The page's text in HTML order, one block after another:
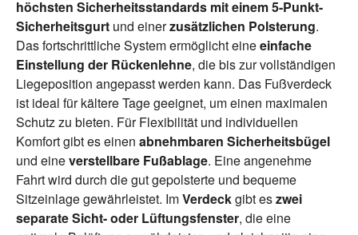
höchsten Sicherheitsstandards mit einem 5-Punkt-
Sicherheitsgurt und einerzusätzlichen Polsterung.
Das fortschrittliche System ermöglicht eineeinfache
Einstellung der Rückenlehne, die bis zur vollständigen
Liegeposition angepasst werden kann. Das Fußverdeck
ist ideal für kältere Tage geeignet, um einen maximalen
Schutz zu bieten. Für Flexibilität und individuellen
Komfort gibt es einen abnehmbaren Sicherheitsbügel
und eineverstellbare Fußablage. Eine angenehme
Fahrt wird durch die gut gepolsterte und bequeme
Sitzeinlage gewährleistet. ImVerdeckgibt eszwei
separate Sicht- oder Lüftungsfenster, die eine